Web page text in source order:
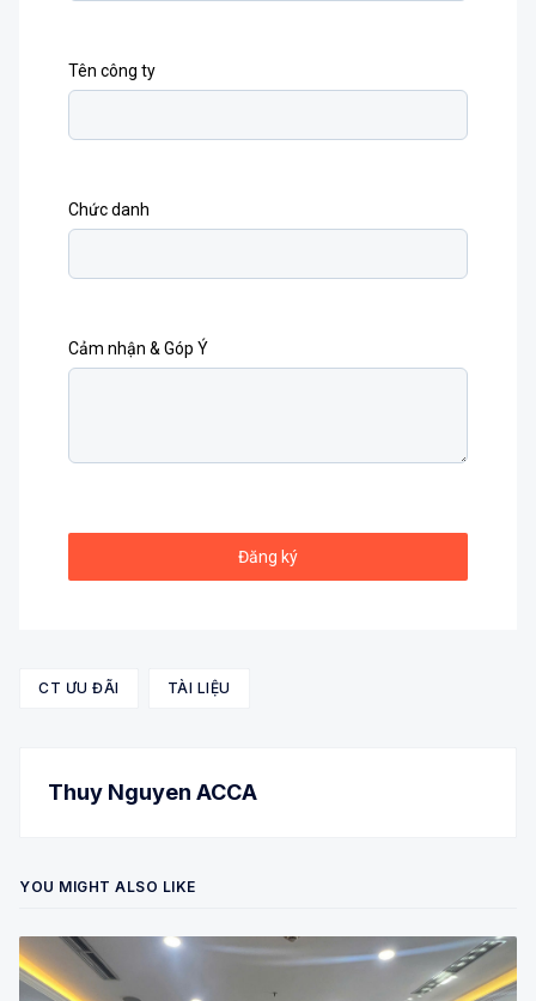
Tên công ty
Chức danh
Cảm nhận & Góp Ý
CT ƯU ĐÃI TÀI LIỆU
Thuy Nguyen ACCA
YOU MIGHT ALSO LIKE